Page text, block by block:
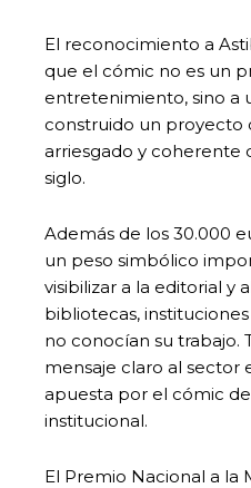
El reconocimiento a
que el cómic no es un
entretenimiento, sino a
construido un proyecto
arriesgado y coherente
siglo.
Además de los 30.000
un peso simbólico
visibilizar a la editorial y
bibliotecas,
no conocían su trabajo.
mensaje claro al sector
apuesta por el cómic
institucional.
El Premio Nacional a la